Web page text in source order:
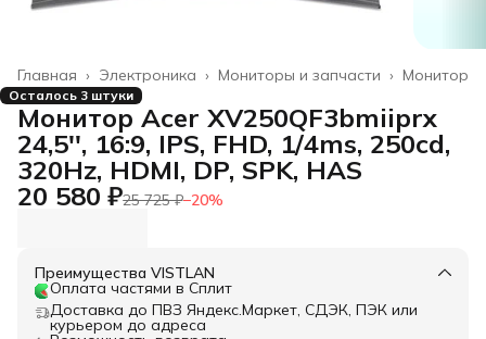
Монитор
Мониторы и запчасти ›
Электроника ›
Главная ›
Осталось 3 штуки
Монитор Acer XV250QF3bmiiprx
24,5'', 16:9, IPS, FHD, 1/4ms, 250cd,
320Hz, HDMI, DP, SPK, HAS
20 580 ₽25 725 ₽−20%
Преимущества VISTLAN
Оплата частями в Сплит
Доставка до ПВЗ Яндекс.Маркет, СДЭК, ПЭК или
курьером до адреса